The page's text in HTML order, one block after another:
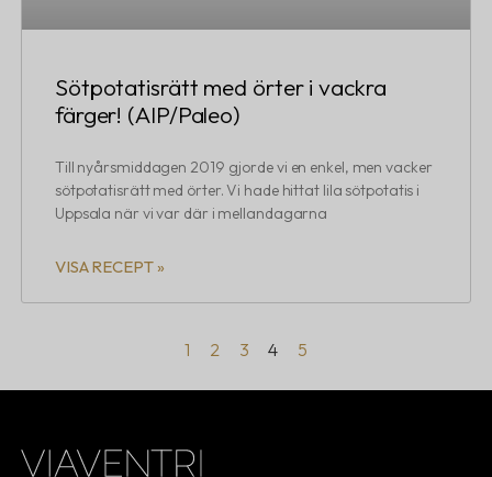
Sötpotatisrätt med örter i vackra
färger! (AIP/Paleo)
Till nyårsmiddagen 2019 gjorde vi en enkel, men vacker
sötpotatisrätt med örter. Vi hade hittat lila sötpotatis i
Uppsala när vi var där i mellandagarna
VISA RECEPT »
1 2 3 4 5